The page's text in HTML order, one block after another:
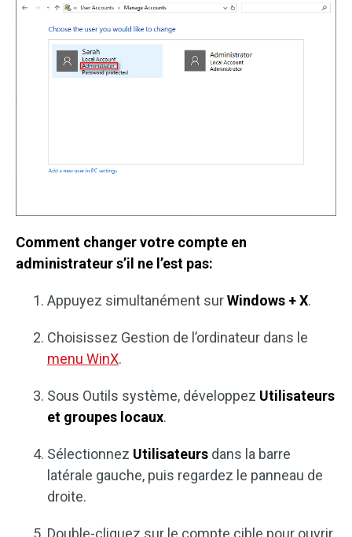
Comment changer votre compte en
administrateur s’il ne l’est pas:
Appuyez simultanément surWindows + X.
Choisissez Gestion de l’ordinateur dans le
menu WinX.
Sous Outils système, développez Utilisateurs
et groupes locaux.
Sélectionnez Utilisateurs dans la barre
latérale gauche, puis regardez le panneau de
droite.